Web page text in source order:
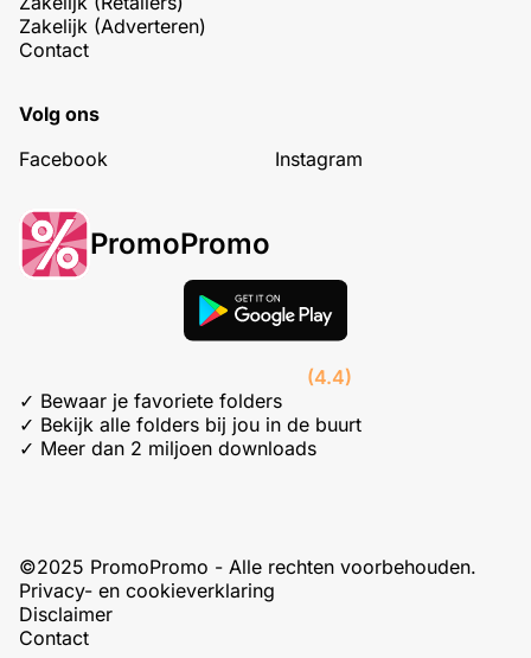
Zakelijk (Adverteren)
Contact
Volg ons
Facebook
Instagram
PromoPromo
(4.4)
✓ Bewaar je favoriete folders
✓ Bekijk alle folders bij jou in de buurt
✓ Meer dan 2 miljoen downloads
©2025 PromoPromo - Alle rechten voorbehouden.
Privacy- en cookieverklaring
Disclaimer
Contact